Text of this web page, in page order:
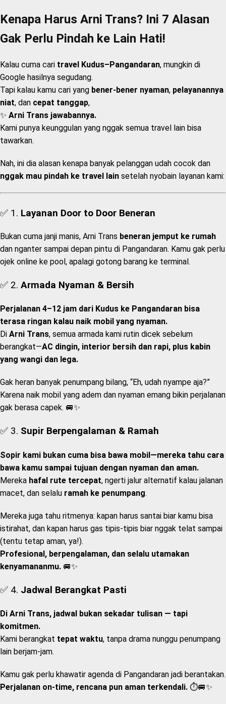
Kenapa Harus Arni Trans? Ini 7 Alasan
Gak Perlu Pindah ke Lain Hati!
Kalau cuma cari travel Kudus–Pangandaran, mungkin di
Google hasilnya segudang.
Tapi kalau kamu cari yang bener-bener nyaman, pelayanannya
niat, dan cepat tanggap,
✨ Arni Trans jawabannya.
Kami punya keunggulan yang nggak semua travel lain bisa
tawarkan.
Nah, ini dia alasan kenapa banyak pelanggan udah cocok dan
nggak mau pindah ke travel lain setelah nyobain layanan kami:
✅ 1. Layanan Door to Door Beneran
Bukan cuma janji manis, Arni Trans beneran jemput ke rumah
dan nganter sampai depan pintu di Pangandaran. Kamu gak perlu
ojek online ke pool, apalagi gotong barang ke terminal.
✅ 2. Armada Nyaman & Bersih
Perjalanan 4–12 jam dari Kudus ke Pangandaran bisa
terasa ringan kalau naik mobil yang nyaman.
Di Arni Trans, semua armada kami rutin dicek sebelum
berangkat—AC dingin, interior bersih dan rapi, plus kabin
yang wangi dan lega.
Gak heran banyak penumpang bilang, “Eh, udah nyampe aja?”
Karena naik mobil yang adem dan nyaman emang bikin perjalanan
gak berasa capek. 🚐✨
✅ 3. Supir Berpengalaman & Ramah
Sopir kami bukan cuma bisa bawa mobil—mereka tahu cara
bawa kamu sampai tujuan dengan nyaman dan aman.
Mereka hafal rute tercepat, ngerti jalur alternatif kalau jalanan
macet, dan selalu ramah ke penumpang.
Mereka juga tahu ritmenya: kapan harus santai biar kamu bisa
istirahat, dan kapan harus gas tipis-tipis biar nggak telat sampai
(tentu tetap aman, ya!).
Profesional, berpengalaman, dan selalu utamakan
kenyamananmu. 🚐✨
✅ 4. Jadwal Berangkat Pasti
Di Arni Trans, jadwal bukan sekadar tulisan — tapi
komitmen.
Kami berangkat tepat waktu, tanpa drama nunggu penumpang
lain berjam-jam.
Kamu gak perlu khawatir agenda di Pangandaran jadi berantakan.
Perjalanan on-time, rencana pun aman terkendali. ⏱️🚐✨